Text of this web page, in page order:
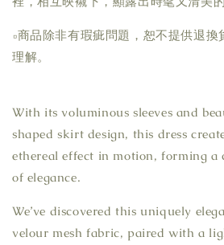
▫商品除非有瑕疵問題，恕不提供退
理解。
With its voluminous sleeves and
shaped skirt design, this dress
ethereal effect in motion, forming a
of elegance.
We’ve discovered this uniquely
velour mesh fabric, paired with a